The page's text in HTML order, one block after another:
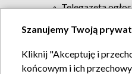
Telegazeta
Szanujemy Twoją
Kliknij "Akceptuję i
końcowym i ich